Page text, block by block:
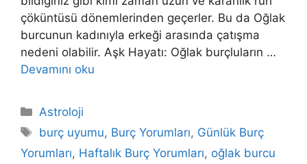
çöküntüsü dönemlerinden geçerler. Bu da Oğlak
burcunun kadınıyla erkeği arasında çatışma
nedeni olabilir. Aşk Hayatı: Oğlak burçluların …
Devamını oku
Kategoriler
Astroloji
Etiketler
burç uyumu, Burç Yorumları, Günlük Burç
Yorumları, Haftalık Burç Yorumları, oğlak burcu